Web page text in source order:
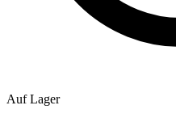
Auf Lager